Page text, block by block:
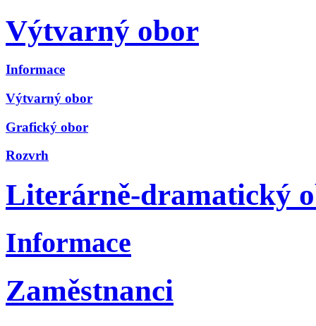
Výtvarný obor
Informace
Výtvarný obor
Grafický obor
Rozvrh
Literárně-dramatický
Informace
Zaměstnanci